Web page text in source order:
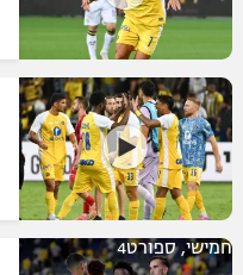
חמישי, ספורט4